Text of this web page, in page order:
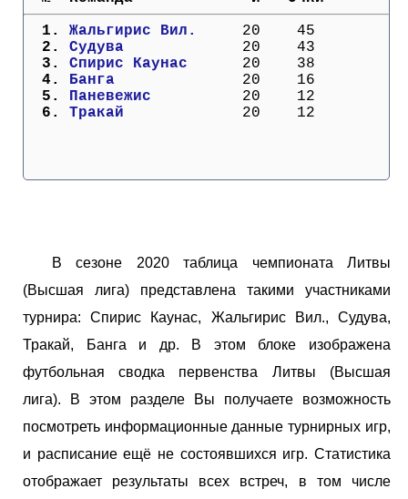
Кубок Европы (отбор)
Лига Наций
  1.
Жальгирис Вил.
  20    45
  2.
Судува
  20    43
  3.
Спирис Каунас
  20    38
  4.
Банга
  20    16
  5.
Паневежис
  20    12
  6.
Тракай
  20    12
В сезоне 2020 таблица чемпионата Литвы
(Высшая лига) представлена такими участниками
турнира: Спирис Каунас, Жальгирис Вил., Судува,
Тракай, Банга и др. В этом блоке изображена
футбольная сводка первенства Литвы (Высшая
лига). В этом разделе Вы получаете возможность
посмотреть информационные данные турнирных игр,
и расписание ещё не состоявшихся игр. Статистика
отображает результаты всех встреч, в том числе